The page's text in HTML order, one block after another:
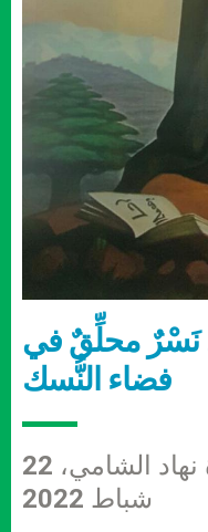
نَسْرٌ محلِّقٌ في
فضاء النُّسك
ذكرى شفاء السيّدة نهاد الشامي، 22
شباط 2022